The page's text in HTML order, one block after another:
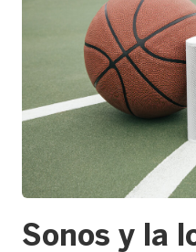
JPG
Sonos y la